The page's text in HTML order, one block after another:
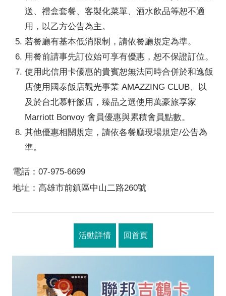
送、禮盒套餐、客製化菜單、酒水飲品等恕不適
用，以乙方公告為主。
若餐廳有基本低消限制，請依餐廳規定為準。
用餐前請事先訂位始可享有優惠，恕不保證訂位。
使用此信用卡優惠的貴賓恕無法同時合併於和逸飯
店使用國泰飯店觀光事業 AMAZZING CLUB、以
及於台北慕軒飯店，臻品之選使用萬豪旅享家
Marriott Bonvoy 會員優惠與累積會員點數。
其他優惠相關規定，請依各餐廳現場規定/公告為
準。
電話：07-975-6699
地址：高雄市前鎮區中山二路260號
活動詳情 回首頁